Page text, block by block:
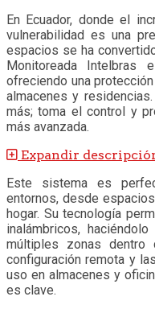
En Ecuador, donde el
vulnerabilidad es una
espacios se ha
Monitoreada Intelbras
ofreciendo una
almacenes y
más; toma el control y
más avanzada.
Expandir
Este sistema es
entornos, desde
hogar. Su tecnología
inalámbricos,
múltiples zonas dentro
configuración remota y
uso en almacenes y
es clave.